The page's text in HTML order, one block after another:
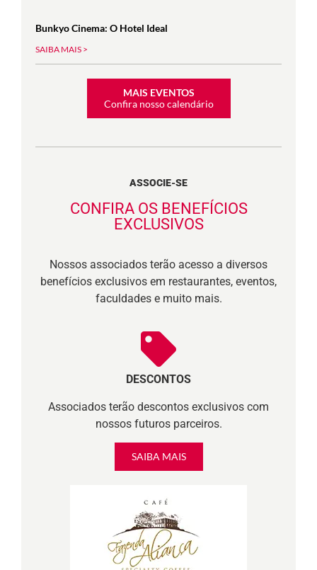
Bunkyo Cinema: O Hotel Ideal
SAIBA MAIS >
MAIS EVENTOS
Confira nosso calendário
ASSOCIE-SE
CONFIRA OS BENEFÍCIOS
EXCLUSIVOS
Nossos associados terão acesso a diversos
benefícios exclusivos em restaurantes, eventos,
faculdades e muito mais.
DESCONTOS
Associados terão descontos exclusivos com
nossos futuros parceiros.
SAIBA MAIS